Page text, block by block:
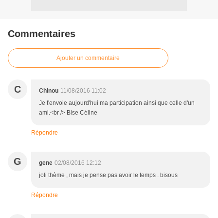
Commentaires
Ajouter un commentaire
C Chinou 11/08/2016 11:02
Je t'envoie aujourd'hui ma participation ainsi que celle d'un
ami.<br /> Bise Céline
Répondre
G gene 02/08/2016 12:12
joli thème , mais je pense pas avoir le temps . bisous
Répondre